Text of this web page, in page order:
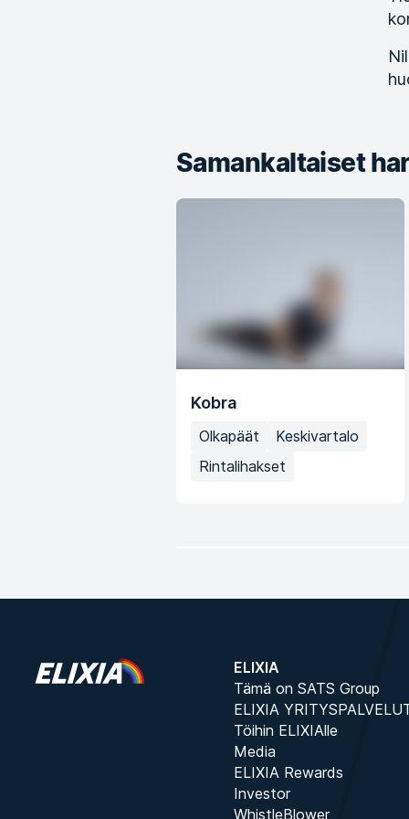
Samankaltaiset
Kobra
Olkapäät
Keskivartalo
Rintalihakset
ELIXIA
Tämä on SATS Group
ELIXIA
Töihin ELIXIAlle
Media
ELIXIA Rewards
Investor
WhistleBlower